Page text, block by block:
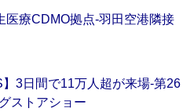
医療CDMO拠点‐羽田空港隣接
】3日間で11万人超が来場‐第26
ストアショー